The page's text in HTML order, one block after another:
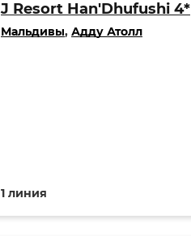
J Resort Han'Dhufushi 4*
Мальдивы, Адду Атолл
1 линия